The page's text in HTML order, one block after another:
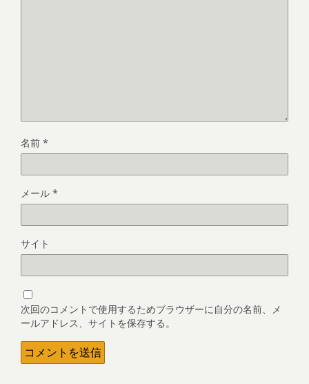
名前 *
メール *
サイト
次回のコメントで使用するためブラウザーに自分の名前、メ
ールアドレス、サイトを保存する。